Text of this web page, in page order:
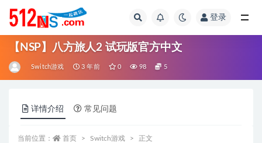
登录
【NSP】八方旅人2 试玩版官方中文
Switch游戏 3 年前 0 98 5
详情介绍 常见问题
当前位置： 首页 Switch游戏 正文